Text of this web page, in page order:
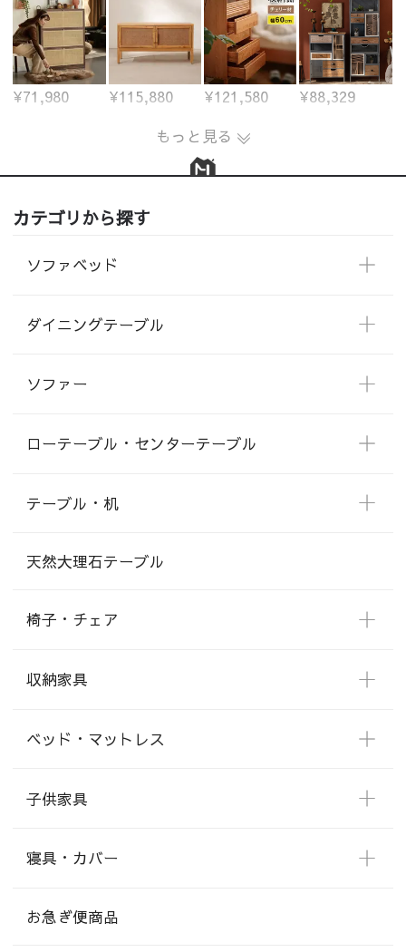
¥71,980 ¥115,880 ¥121,580
¥88,329
もっと見る
カテゴリから探す
ソファベッド
ダイニングテーブル
ソファー
ローテーブル・センターテーブル
テーブル・机
天然大理石テーブル
椅子・チェア
収納家具
ベッド・マットレス
子供家具
寝具・カバー
お急ぎ便商品